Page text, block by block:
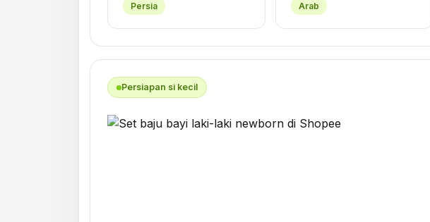
Persia Arab
Persiapan si kecil